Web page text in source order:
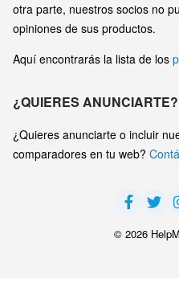
otra parte, nuestros socios no
opiniones de sus productos.
Aquí encontrarás la lista de los
¿QUIERES ANUNCIARTE?
¿Quieres anunciarte o incluir
comparadores en tu web?
© 2026